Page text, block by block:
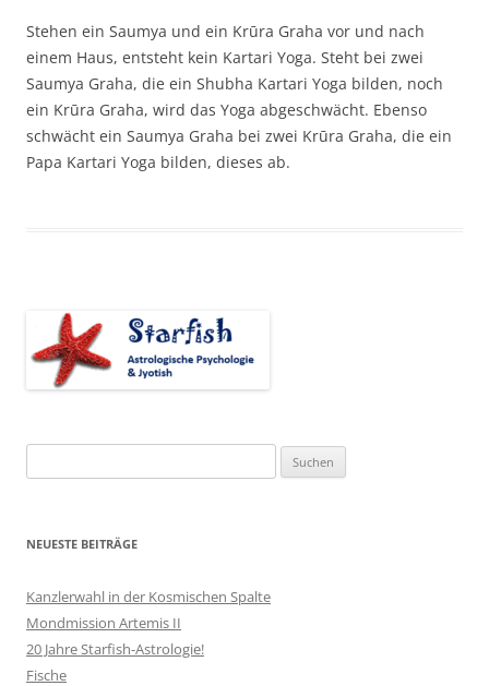
Stehen ein Saumya und ein Krūra Graha vor und nach
einem Haus, entsteht kein Kartari Yoga. Steht bei zwei
Saumya Graha, die ein Shubha Kartari Yoga bilden, noch
ein Krūra Graha, wird das Yoga abgeschwächt. Ebenso
schwächt ein Saumya Graha bei zwei Krūra Graha, die ein
Papa Kartari Yoga bilden, dieses ab.
nach:
NEUESTE BEITRÄGE
Kanzlerwahl in der Kosmischen Spalte
Mondmission Artemis II
20 Jahre Starfish-Astrologie!
Fische